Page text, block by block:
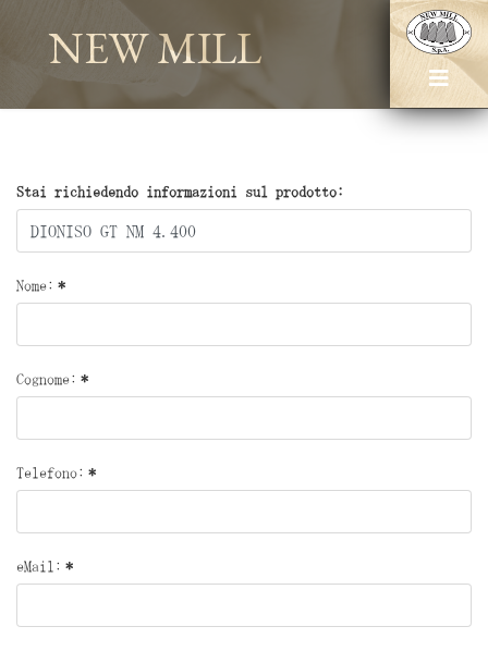
NEW MILL
Stai richiedendo informazioni sul prodotto:
Nome: *
Cognome: *
Telefono: *
eMail: *